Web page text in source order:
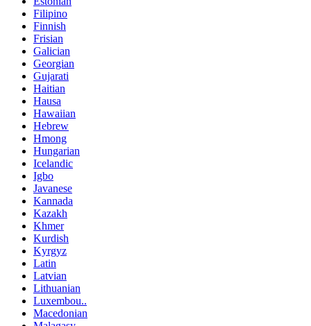
Filipino
Finnish
Frisian
Galician
Georgian
Gujarati
Haitian
Hausa
Hawaiian
Hebrew
Hmong
Hungarian
Icelandic
Igbo
Javanese
Kannada
Kazakh
Khmer
Kurdish
Kyrgyz
Latin
Latvian
Lithuanian
Luxembou..
Macedonian